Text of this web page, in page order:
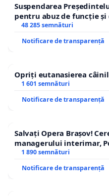
Suspendarea
pentru abuz de funcție
48 285 semnături
Notificare de transparență
Opriți eutanasierea
1 601 semnături
Notificare de transparență
Salvați Opera Brașov!
managerului interimar,
1 890 semnături
Notificare de transparență